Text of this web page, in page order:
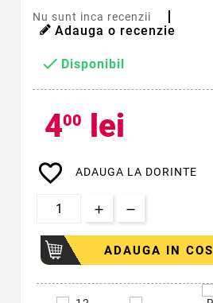
Nu sunt inca recenzii
Adauga o recenzie
 Disponibil
400 lei
favorite_border ADAUGA LA DORINTE
ADAUGA IN COS